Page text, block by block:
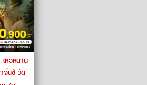
น
จิ๋นซี วัด